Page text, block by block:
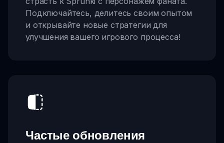
Подключайтесь, делитесь своим опытом
и открывайте новые стратегии для
улучшения вашего игрового процесса!
Частые обновления